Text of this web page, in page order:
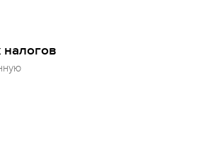
налогов